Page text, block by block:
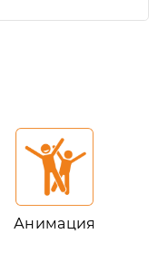
Анимация